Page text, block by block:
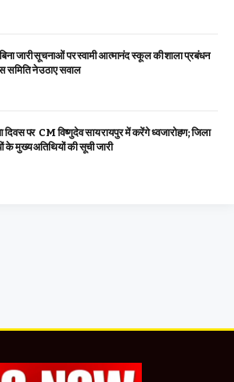
जारी सूचनाओं पर स्वामी आत्मानंद स्कूल की शाला प्रबंधन
समिति ने उठाए सवाल
दिवस पर CM विष्णुदेव साय रायपुर में करेंगे ध्वजारोहण; जिला
के मुख्य अतिथियों की सूची जारी